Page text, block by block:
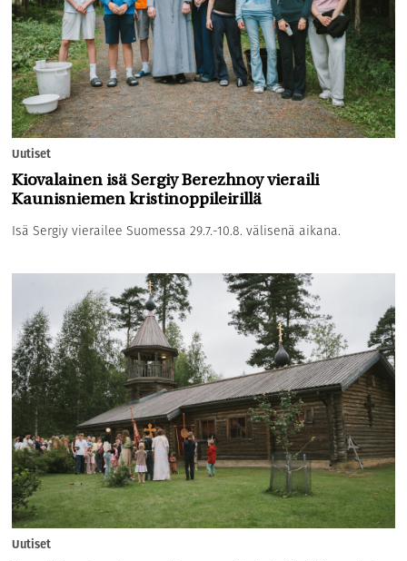
Uutiset
Kiovalainen isä Sergiy Berezhnoy vieraili
Kaunisniemen kristinoppileirillä
Isä Sergiy vierailee Suomessa 29.7.-10.8. välisenä aikana.
Uutiset